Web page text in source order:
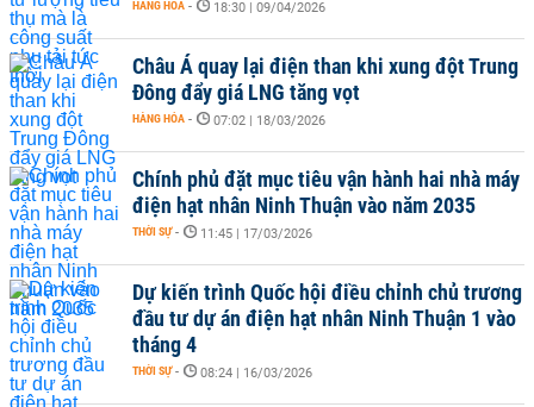
HÀNG HÓA - 18:30 | 09/04/2026
Châu Á quay lại điện than khi xung đột Trung
Đông đẩy giá LNG tăng vọt
HÀNG HÓA - 07:02 | 18/03/2026
Chính phủ đặt mục tiêu vận hành hai nhà máy
điện hạt nhân Ninh Thuận vào năm 2035
THỜI SỰ - 11:45 | 17/03/2026
Dự kiến trình Quốc hội điều chỉnh chủ trương
đầu tư dự án điện hạt nhân Ninh Thuận 1 vào
tháng 4
THỜI SỰ - 08:24 | 16/03/2026